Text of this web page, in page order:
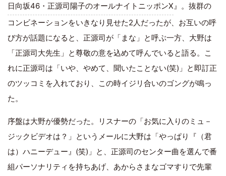
日向坂46・正源司陽子のオールナイトニッポンX 』。抜群の
コンビネーションをいきなり見せた2人だったが、お互いの呼
び方が話題になると、正源司が「まな」と呼ぶ一方、大野は
「正源司大先生」と尊敬の意を込めて呼んでいると語る。こ
れに正源司は「いや、やめて、聞いたことない(笑)」と即訂正
のツッコミを入れており、この時イジリ合いのゴングが鳴っ
た。
序盤は大野が優勢だった。リスナーの「お気に入りのミュ－
ジックビデオは？」というメールに大野は「やっぱり『（君
は）ハニーデュー』(笑)」と、正源司のセンター曲を選んで番
組パーソナリティを持ちあげ、あからさまなゴマすりで先輩